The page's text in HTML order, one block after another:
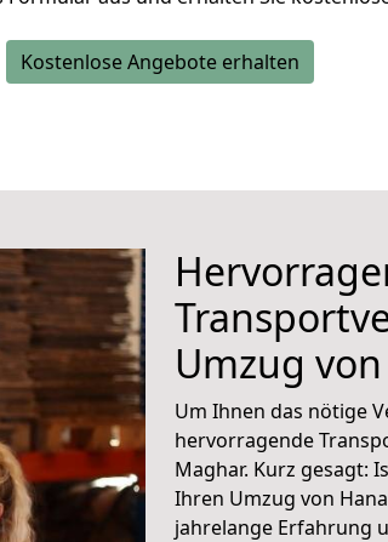
Kostenlose Angebote erhalten
Umzug
Um Ihnen das nötige
hervorragende
Maghar. Kurz gesagt:
Ihren Umzug von
jahrelange Erfahrung